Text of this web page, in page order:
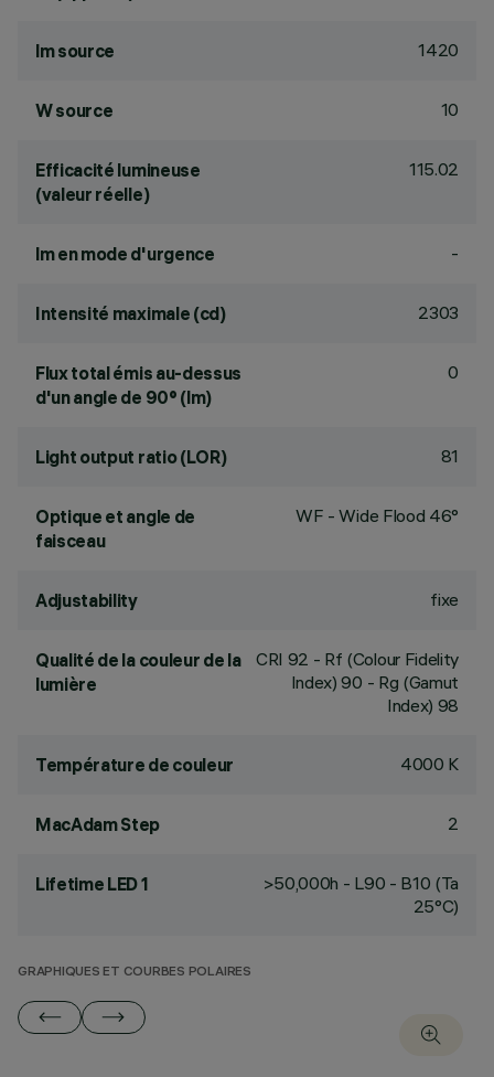
lm source 1420
W source 10
Efficacité lumineuse
(valeur réelle)
115.02
lm en mode d'urgence -
Intensité maximale (cd) 2303
Flux total émis au-dessus
d'un angle de 90° (lm)
0
Light output ratio (LOR) 81
Optique et angle de
faisceau
WF - Wide Flood 46°
Adjustability fixe
Qualité de la couleur de la
lumière
CRI 92 - Rf (Colour Fidelity
Index) 90 - Rg (Gamut
Index) 98
Température de couleur 4000 K
MacAdam Step 2
Lifetime LED 1
>50,000h - L90 - B10 (Ta
25°C)
GRAPHIQUES ET COURBES POLAIRES